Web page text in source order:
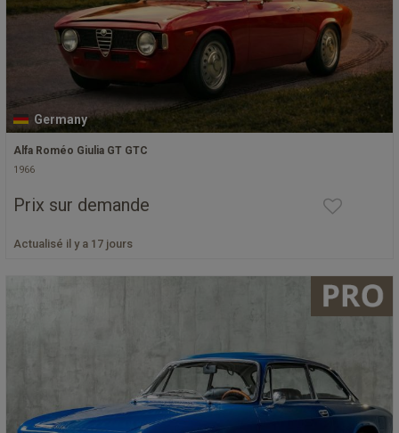
Germany
Alfa Roméo Giulia GT GTC
1966
Prix sur demande
Actualisé il y a 17 jours